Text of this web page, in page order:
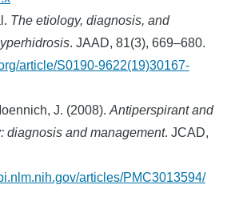
The etiology, diagnosis, and
. JAAD, 81(3), 669–680.
article/S0190-9622(19)30167-
J. (2008). Antiperspirant and
diagnosis and management. JCAD,
articles/PMC3013594/